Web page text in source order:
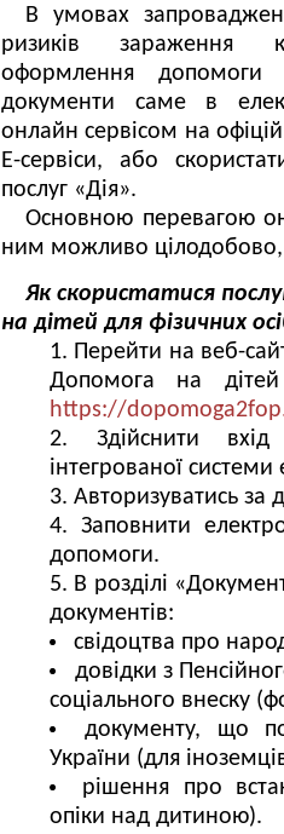
В умовах
ризиків зараження
оформлення допомоги
документи саме в
онлайн сервісом на
Е-сервіси, або
послуг «Дія».
Основною перевагою
ним можливо
Як скористатися
на дітей для фізичних
Перейти на веб-
Допомога на
https://
Здійснити
інтегрованої системи
Авторизуватись за
Заповнити
допомоги.
В розділі
документів:
свідоцтва про
довідки з
соціального внеску
документу, що
України (для
рішення про
опіки над дитиною).